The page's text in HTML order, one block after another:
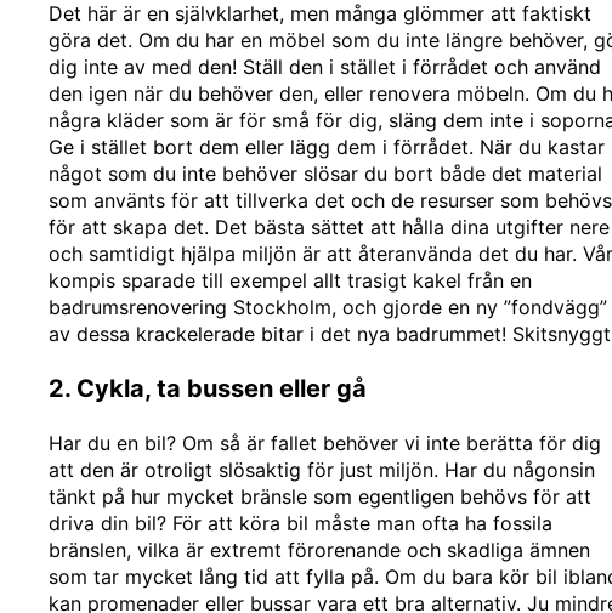
Det här är en självklarhet, men många glömmer att faktiskt
göra det. Om du har en möbel som du inte längre behöver,
dig inte av med den! Ställ den i stället i förrådet och använd
den igen när du behöver den, eller renovera möbeln. Om du
några kläder som är för små för dig, släng dem inte i
Ge i stället bort dem eller lägg dem i förrådet. När du kastar
något som du inte behöver slösar du bort både det material
som använts för att tillverka det och de resurser som behövs
för att skapa det. Det bästa sättet att hålla dina utgifter nere
och samtidigt hjälpa miljön är att återanvända det du har. Vår
kompis sparade till exempel allt trasigt kakel från en
badrumsrenovering Stockholm, och gjorde en ny ”fondvägg”
av dessa krackelerade bitar i det nya badrummet!
2. Cykla, ta bussen eller gå
Har du en bil? Om så är fallet behöver vi inte berätta för dig
att den är otroligt slösaktig för just miljön. Har du någonsin
tänkt på hur mycket bränsle som egentligen behövs för att
driva din bil? För att köra bil måste man ofta ha fossila
bränslen, vilka är extremt förorenande och skadliga ämnen
som tar mycket lång tid att fylla på. Om du bara kör bil
kan promenader eller bussar vara ett bra alternativ. Ju